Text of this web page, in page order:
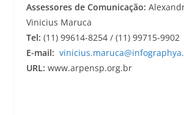
Assessores de Comunicação:
Vinicius Maruca
Tel: (11) 99614-8254 / (11) 99715-9902
E-mail:
URL: www.arpensp.org.br